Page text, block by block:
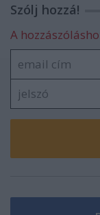
Szólj hozzá!
A